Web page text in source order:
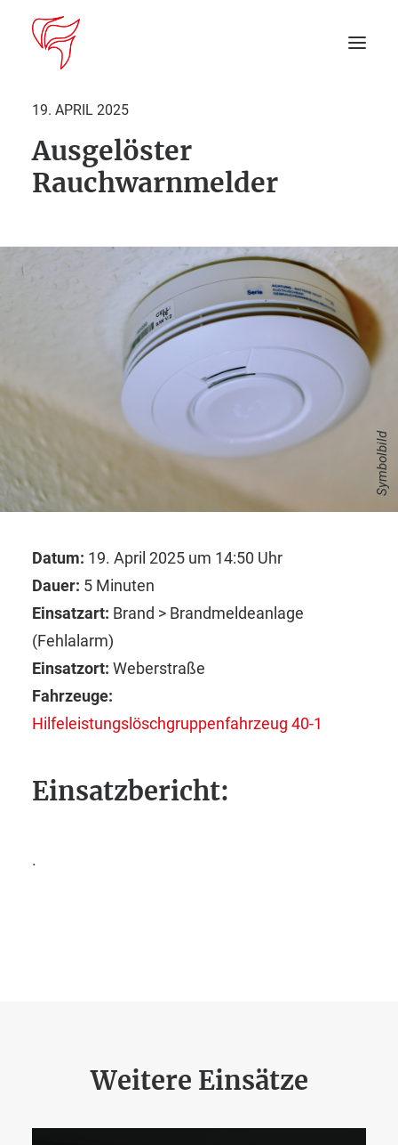
Startseite
DEIN EINSATZ
Suche
19. APRIL 2025
Ausgelöster
Rauchwarnmelder
Symbolbild
Datum: 19. April 2025 um 14:50 Uhr
Dauer: 5 Minuten
Einsatzart: Brand > Brandmeldeanlage
(Fehlalarm)
Einsatzort: Weberstraße
Fahrzeuge:
Hilfeleistungslöschgruppenfahrzeug 40-1
Einsatzbericht:
.
Weitere Einsätze